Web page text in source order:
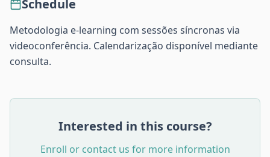
Schedule
Metodologia e-learning com sessões síncronas via
videoconferência. Calendarização disponível mediante
consulta.
Interested in this course?
Enroll or contact us for more information